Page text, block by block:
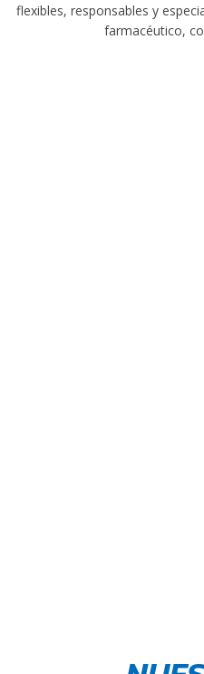
flexibles, responsables y
farmacéutico,